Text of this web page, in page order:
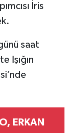
İris
saat
Işığın
ERKAN